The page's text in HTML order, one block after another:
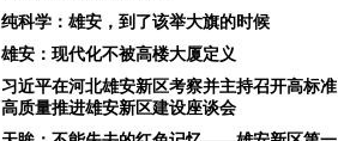
纯科学：雄安，到了该举大旗的时候
雄安：现代化不被高楼大厦定义
习近平在河北雄安新区考察并主持召开高标准
高质量推进雄安新区建设座谈会